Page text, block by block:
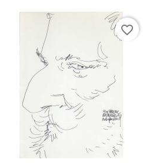
favorite_border